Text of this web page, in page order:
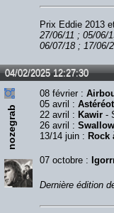
Prix Eddie 2013
27/06/11 ; 05/06/
06/07/18 ; 17/06/
04/02/2025 12:27:30
nozegrab
08 février :
05 avril :
22 avril : Kawir -
26 avril :
13/14 juin : Rock
07 octobre :
Dernière édition